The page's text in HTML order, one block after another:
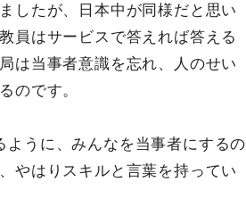
したが、日本中が同様だと思い
員はサービスで答えれば答える
は当事者意識を忘れ、人のせい
のです。
ように、みんなを当事者にするの
やはりスキルと言葉を持ってい